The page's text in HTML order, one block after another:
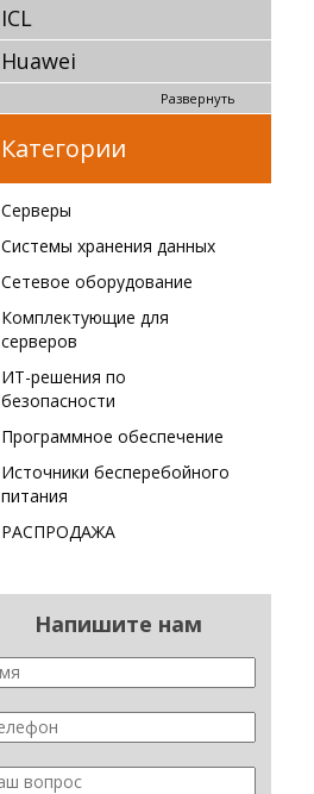
ICL
Huawei
Развернуть
Категории
Серверы
Системы хранения данных
Сетевое оборудование
Комплектующие для
серверов
ИТ-решения по
безопасности
Программное обеспечение
Источники бесперебойного
питания
РАСПРОДАЖА
Напишите нам